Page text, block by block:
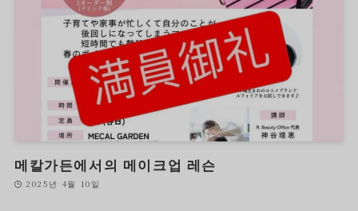
메칼가든에서의 메이크업 레슨
2025년 4월 10일